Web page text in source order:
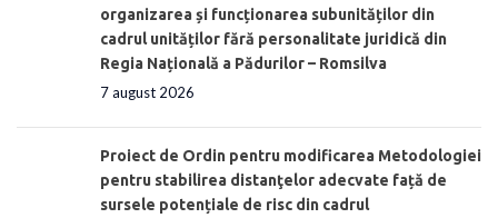
organizarea și funcționarea subunităților din
cadrul unităților fără personalitate juridică din
Regia Națională a Pădurilor – Romsilva
7 august 2026
Proiect de Ordin pentru modificarea Metodologiei
pentru stabilirea distanţelor adecvate față de
sursele potențiale de risc din cadrul